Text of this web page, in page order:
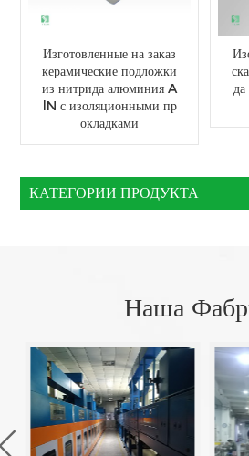
Изготовленные на заказ
керамические подложки
из нитрида алюминия A
lN с изоляционными пр
окладками
КАТЕГОРИИ ПРОДУКТА
Наша